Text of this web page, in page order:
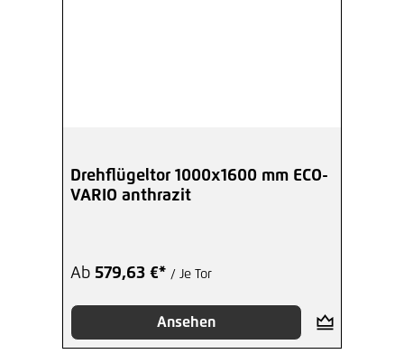
Drehflügeltor 1000x1600 mm ECO-
VARIO anthrazit
Ab 579,63 €* / Je Tor
Ansehen